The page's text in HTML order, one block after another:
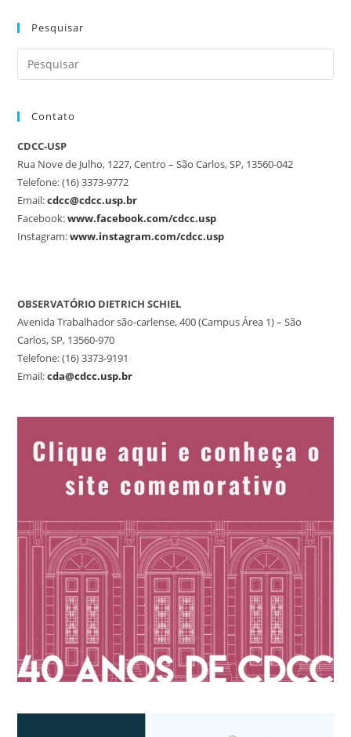
Pesquisar
Contato
CDCC-USP
Rua Nove de Julho, 1227, Centro – São Carlos, SP, 13560-042
Telefone: (16) 3373-9772
Email:cdcc@cdcc.usp.br
Facebook:www.facebook.com/cdcc.usp
Instagram:www.instagram.com/cdcc.usp
OBSERVATÓRIO DIETRICH SCHIEL
Avenida Trabalhador são-carlense, 400 (Campus Área 1) – São
Carlos, SP, 13560-970
Telefone: (16) 3373-9191
Email:cda@cdcc.usp.br